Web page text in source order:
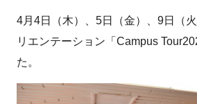
4月4日（木）、5日（金）、9日（
リエンテーション「Campus
た。